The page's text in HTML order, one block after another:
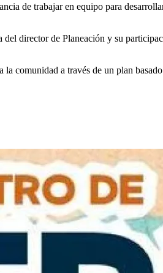
de trabajar en equipo para
director de Planeación y su
comunidad a través de un plan